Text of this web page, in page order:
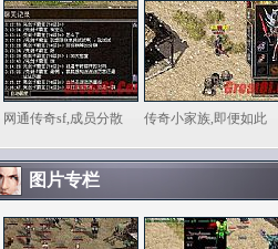
网通传奇sf,成员分散 传奇小家族,即便如此
图片专栏